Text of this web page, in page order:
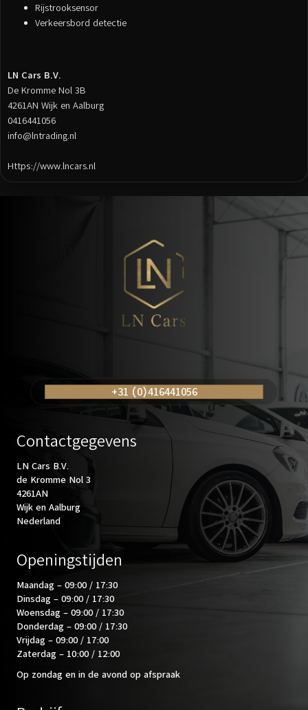
Rijstrooksensor
Verkeersbord detectie
LN Cars B.V.
De Kromme Nol 3B
4261AN Wijk en Aalburg
0416441056
info@lntrading.nl
Https://www.lncars.nl
+31 (0)416441056
Contactgegevens
LN Cars B.V.
de Kromme Nol 3
4261AN
Wijk en Aalburg
Nederland
Openingstijden
Maandag – 09:00 / 17:30
Dinsdag – 09:00 / 17:30
Woensdag – 09:00 / 17:30
Donderdag – 09:00 / 17:30
Vrijdag – 09:00 / 17:00
Zaterdag – 10:00 / 12:00
Op zondag en in de avond op afspraak